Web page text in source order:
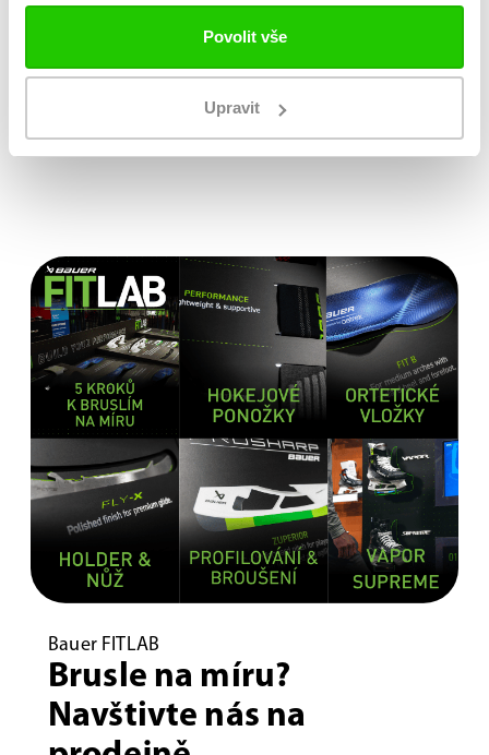
Povolit vše
Upravit
Možnost vyzkoušení a výběru na míru na
Bauer FITLAB
Brusle na míru?
Navštivte nás na